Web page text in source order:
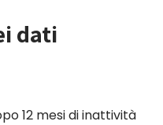
dati
12 mesi di inattività